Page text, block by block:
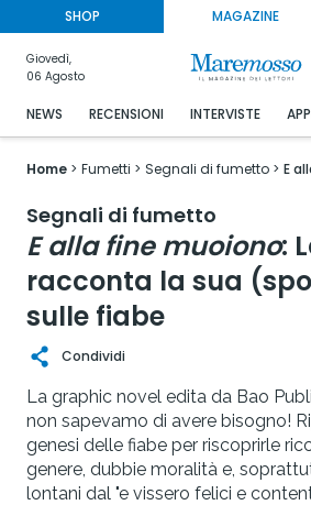
SHOP MAGAZINE
Giovedì,
06 Agosto
NEWS RECENSIONI INTERVISTE
Home Fumetti Segnali di fumetto E
Segnali di fumetto
E alla fine muoiono:
racconta la sua
sulle fiabe
Condividi
La graphic novel edita da Bao
non sapevamo di avere bisogno!
genesi delle fiabe per riscoprirle
genere, dubbie moralità e,
lontani dal "e vissero felici e